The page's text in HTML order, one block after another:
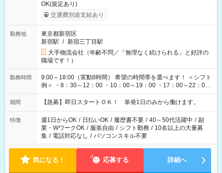
OK(規定あり)
交通費別途支給あり
勤務地
東京都新宿区
新宿駅 / 新宿三丁目駅
大手物流会社（年齢不問／「無理なく続けられる」と好評の
職場です！）
勤務時間
9:00～18:00（実動8時間） 希望の時間帯を選べます！ ＜シフト
例＞ ・8：30～12：00 ・10：00～19：00 ・17：00～22：00
・13：00～22：00 ・22：00～翌6：00 など
期間 【急募】即日スタートＯＫ！ 単発1日のみから働けます。
特徴 週1日からOK / 日払いOK / 履歴書不要 / 40～50代活躍中 / 副
業・WワークOK / 服装自由 / シフト勤務 / 10名以上の大量募
集 / 電話対応なし / パソコンスキル不要
気になる！ 応募する 詳細へ